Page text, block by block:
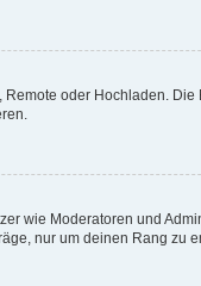
oder Hochladen.
wie Moderatoren und
nur um deinen Rang zu